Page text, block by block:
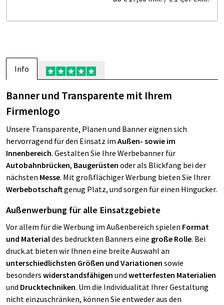
Info
Banner und Transparente mit Ihrem
Firmenlogo
Unsere Transparente, Planen und Banner eignen sich
hervorragend für den Einsatz im Außen- sowie im
Innenbereich. Gestalten Sie Ihre Werbebanner für
Autobahnbrücken, Baugerüsten oder als Blickfang bei der
nächsten Messe. Mit großflächiger Werbung bieten Sie Ihrer
Werbebotschaftgenug Platz, und sorgen für einen Hingucker.
Außenwerbung für alle Einsatzgebiete
Vor allem für die Werbung im Außenbereich spielen Format
und Materialdes bedruckten Banners eine große Rolle. Bei
druck.at bieten wir Ihnen eine breite Auswahl an
unterschiedlichsten Größen und Variationen sowie
besonders widerstandsfähigen und wetterfesten Materialien
und Drucktechniken. Um die Individualität Ihrer Gestaltung
nicht einzuschränken, können Sie entweder aus den